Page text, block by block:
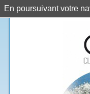
En poursuivant votre